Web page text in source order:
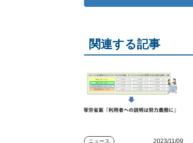
関連する記事
ニュース 2023/11/09